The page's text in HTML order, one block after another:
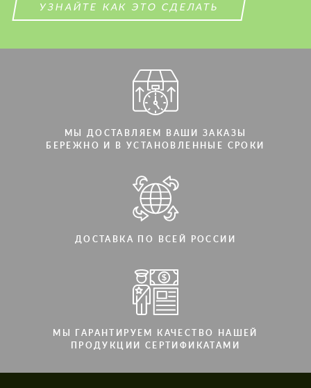
УЗНАЙТЕ КАК ЭТО СДЕЛАТЬ
МЫ ДОСТАВЛЯЕМ ВАШИ ЗАКАЗЫ
БЕРЕЖНО И В УСТАНОВЛЕННЫЕ СРОКИ
ДОСТАВКА ПО ВСЕЙ РОССИИ
МЫ ГАРАНТИРУЕМ КАЧЕСТВО НАШЕЙ
ПРОДУКЦИИ СЕРТИФИКАТАМИ
Мы говорим на вашем языке